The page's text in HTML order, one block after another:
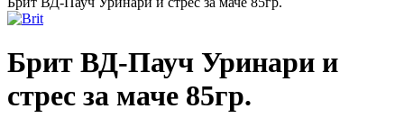
Брит ВД-Пауч Уринари и
стрес за маче 85гр.